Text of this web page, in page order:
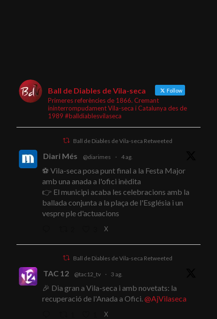
Ball de Diables de Vila-seca Follow
Primeres referències de 1866. Cremant
ininterrompudament Vila-seca i Catalunya des de
1989 #balldiablesvilaseca
Ball de Diables de Vila-seca Retweeted
Diari Més @diarimes · 4 ag.
⚽ Vila-seca posa punt final a la Festa Major
amb una anada a l'ofici inèdita
👉 El municipi acaba les celebracions amb la
ballada conjunta a la plaça de l'Església i un
vespre ple d'actuacions
X
Ball de Diables de Vila-seca Retweeted
TAC 12 @tac12_tv · 3 ag.
🎉 Dia gran a Vila-seca i amb novetats: la
recuperació de l'Anada a Ofici.@AjVilaseca
X